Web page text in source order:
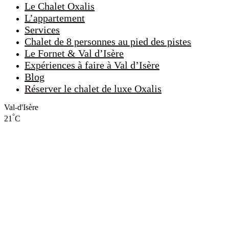
Le Chalet Oxalis
L’appartement
Services
Chalet de 8 personnes au pied des pistes
Le Fornet & Val d’Isère
Expériences à faire à Val d’Isère
Blog
Réserver le chalet de luxe Oxalis
Val-d'Isère
21°C